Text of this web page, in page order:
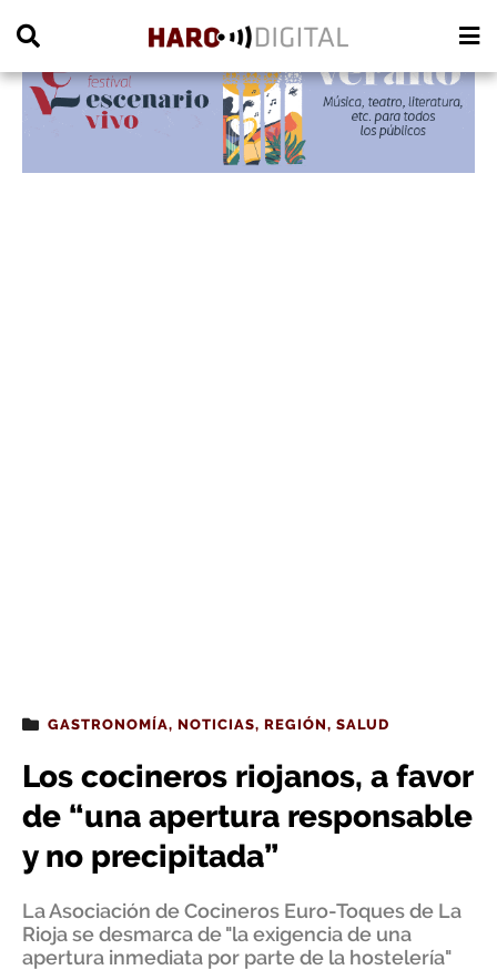
GASTRONOMÍA, NOTICIAS, REGIÓN, SALUD
Los cocineros riojanos, a favor
de “una apertura responsable
y no precipitada”
La Asociación de Cocineros Euro-Toques de La
Rioja se desmarca de "la exigencia de una
apertura inmediata por parte de la hostelería"